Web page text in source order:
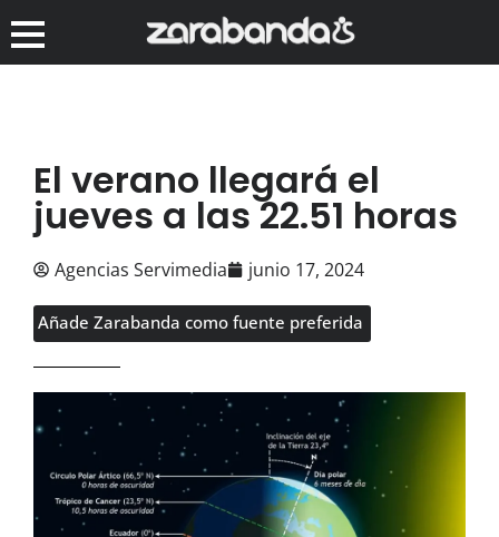
El verano llegará el
jueves a las 22.51 horas
Agencias Servimedia junio 17, 2024
Añade Zarabanda como fuente preferida